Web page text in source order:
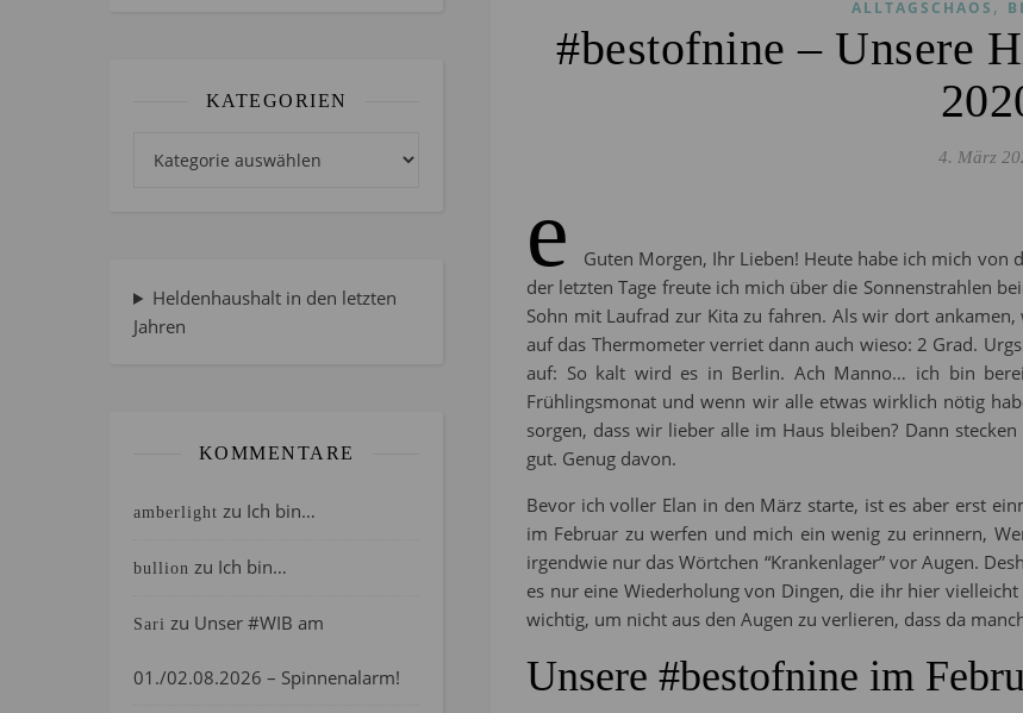
KATEGORIEN
Heldenhaushalt in den letzten
Jahren
KOMMENTARE
amberlight zu Ich bin…
bullion zu Ich bin…
Sari zu Unser #WIB am
01./02.08.2026 – Spinnenalarm!
ALLTAGSCHAOS ,
#bestofnine – Unsere
4. März
e
Guten Morgen, Ihr Lieben! Heute habe ich mich von
der letzten Tage freute ich mich über die Sonnenstrahlen
Sohn mit Laufrad zur Kita zu fahren. Als wir dort
auf das Thermometer verriet dann auch wieso: 2 Grad.
auf: So kalt wird es in Berlin. Ach Manno… ich bin
Frühlingsmonat und wenn wir alle etwas wirklich nötig
sorgen, dass wir lieber alle im Haus bleiben? Dann
gut. Genug davon.
Bevor ich voller Elan in den März starte, ist es aber erst
im Februar zu werfen und mich ein wenig zu erinnern,
irgendwie nur das Wörtchen “Krankenlager” vor Augen.
es nur eine Wiederholung von Dingen, die ihr hier
wichtig, um nicht aus den Augen zu verlieren, dass da
Unsere #bestofnine im